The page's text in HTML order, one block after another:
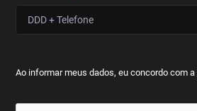
Ao informar meus dados, eu concordo com a